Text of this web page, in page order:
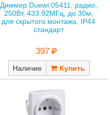
Диммер Duewi 05411, радио,
250Вт, 433.92МГц, до 30м,
для скрытого монтажа, IP44
стандарт
397
Наличие